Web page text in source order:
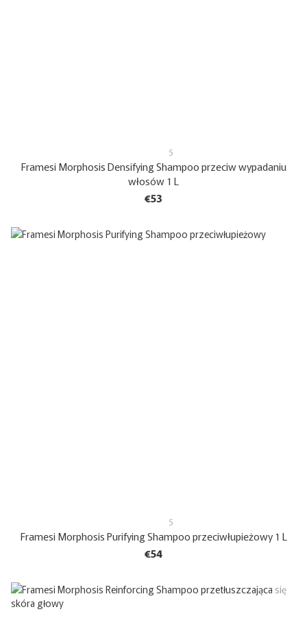
5
Framesi Morphosis Densifying Shampoo przeciw wypadaniu
włosów 1 L
€53
5
Framesi Morphosis Purifying Shampoo przeciwłupieżowy 1 L
€54